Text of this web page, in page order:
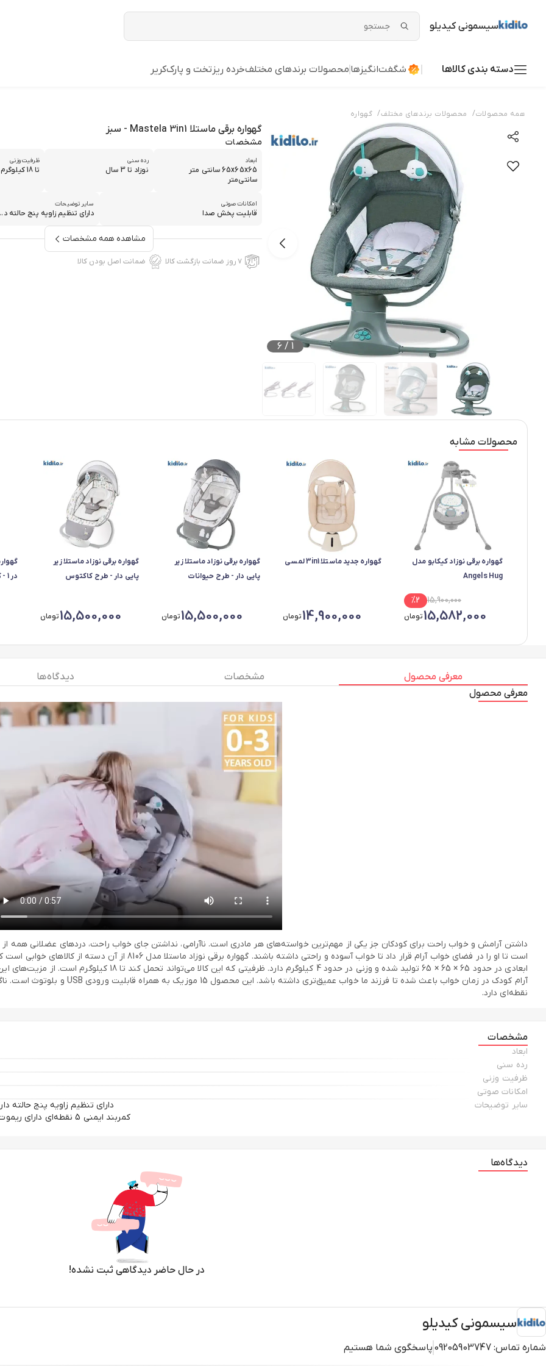
سیسمونی کیدیلو
دسته بندی کالاها شگفت‌انگیزها محصولات برندهای مختلفخرده ریز تخت و پارککریر
همه محصولات/ محصولات برندهای مختلف/ گهواره
1
/
6
گهواره برقی ماستلا Mastela 3in1 - سبز
مشخصات
ابعاد
65x65x65 سانتی متر
سانتی‌متر
رده سنی
نوزاد تا 3 سال
ظرفیت وزنی
تا 18 کیلوگرم
امکانات صوتی
قابلیت پخش صدا
سایر توضیحات
دارای تنظیم زاویه پنج حالته
مشاهده همه مشخصات
۷ روز ضمانت بازگشت کالا ضمانت اصل بودن کالا
محصولات مشابه
گهواره برقی نوزاد کیکابو مدل
Angels Hug
15,900,000
%2
15,582,000تومان
گهواره جدید ماستلا 3in1 لمسی
14,900,000تومان
گهواره برقی نوزاد ماستلا زیر
پایی دار - طرح حیوانات
15,500,000تومان
گهواره برقی نوزاد ماستلا زیر
پایی دار - طرح کاکتوس
15,500,000تومان
در 1 - کرم
معرفی محصول مشخصات
دیدگاه ها
معرفی محصول
داشتن آرامش و خواب راحت برای کودکان جز یکی از مهم‌ترین خواسته‌های هر مادری است. ناآرامی، نداشتن جای خواب راحت، دردهای عضلانی همه
است تا او را در فضای خواب آرام قرار داد تا خواب آسوده و راحتی داشته
ابعادی در حدود 65 × 65 × 65 تولید شده و وزنی در حدود 4
نقطه‌ای دارد.
مشخصات
ابعاد
رده سنی
ظرفیت وزنی
امکانات صوتی
سایر توضیحات
دیدگاه‌ها
در حال حاضر دیدگاهی ثبت نشده!
سیسمونی کیدیلو
شماره تماس: 09205903747 پاسخگوی شما هستیم